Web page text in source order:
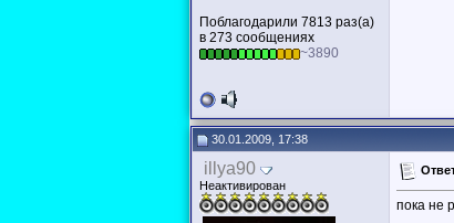
Поблагодарили 7813 раз(а)
в 273 сообщениях
~3890
30.01.2009, 17:38
illya90
Неактивирован
пока не